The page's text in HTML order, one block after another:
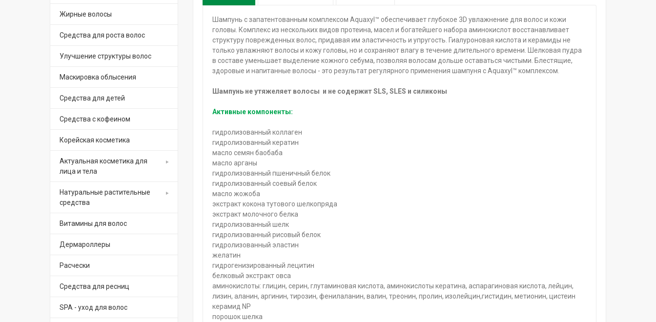
Жирные волосы
Средства для роста волос
Улучшение структуры волос
Маскировка облысения
Средства для детей
Средства с кофеином
Корейская косметика
Актуальная косметика для
лица и тела
Натуральные растительные
средства
Витамины для волос
Дермароллеры
Расчески
Средства для ресниц
SPA - уход для волос
Шампунь с запатентованным комплексом Aquaxyl™ обеспечивает глубокое 3D увлажнение для волос и кожи
головы. Комплекс из нескольких видов протеина, масел и богатейшего набора аминокислот восстанавливает
структуру поврежденных волос, придавая им эластичность и упругость. Гиалуроновая кислота и керамиды не
только увлажняют волосы и кожу головы, но и сохраняют влагу в течение длительного времени. Шелковая пудра
в составе уменьшает выделение кожного себума, позволяя волосам дольше оставаться чистыми. Блестящие,
здоровые и напитанные волосы - это результат регулярного применения шампуня с Aquaxyl™ комплексом.
Шампунь не утяжеляет волосы и не содержит SLS, SLES и силиконы
Активные компоненты:
гидролизованный коллаген
гидролизованный кератин
масло семян баобаба
масло арганы
гидролизованный пшеничный белок
гидролизованный соевый белок
масло жожоба
экстракт кокона тутового шелкопряда
экстракт молочного белка
гидролизованный шелк
гидролизованный рисовый белок
гидролизованный эластин
желатин
гидрогенизированный лецитин
белковый экстракт овса
аминокислоты: глицин, серин, глутаминовая кислота, аминокислоты кератина, аспарагиновая кислота, лейцин,
лизин, аланин, аргинин, тирозин, фенилаланин, валин, треонин, пролин, изолейцин,гистидин, метионин, цистеин
керамид NP
порошок шелка